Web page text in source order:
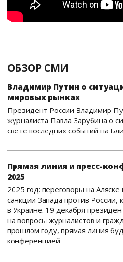
ОБЗОР СМИ
Владимир Путин о
мировых рынках
Президент России Владимир
журналиста Павла Зарубина о
свете последних событий на
Прямая линия и пресс-
2025
2025 год: переговоры на
санкции Запада против России,
в Украине. 19 декабря
на вопросы журналистов и
прошлом году, прямая линия
конференцией.